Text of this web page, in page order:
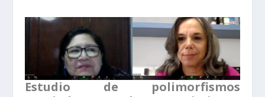
Estudio de polimorfismos